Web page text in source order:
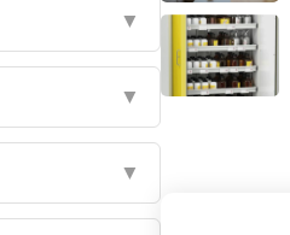
▼
▼
▼